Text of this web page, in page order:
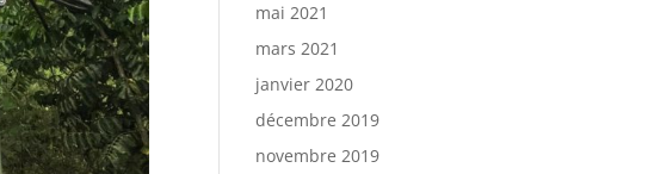
mai 2021
mars 2021
janvier 2020
décembre 2019
novembre 2019